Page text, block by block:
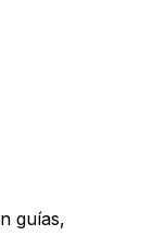
guías,